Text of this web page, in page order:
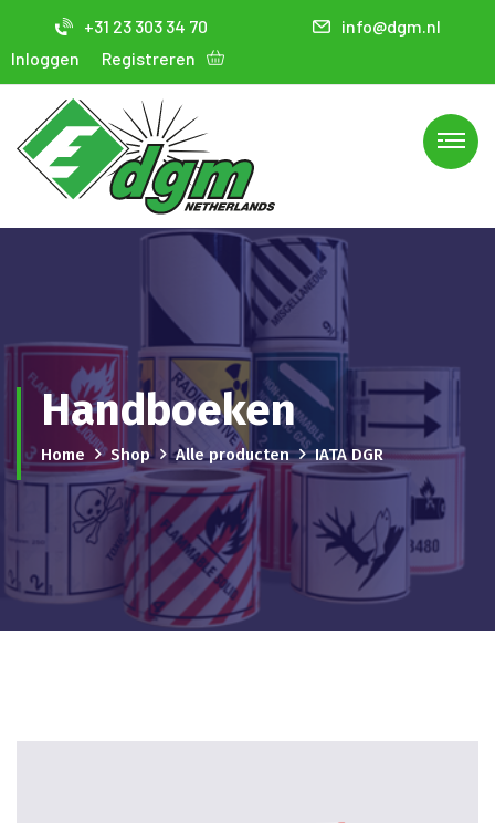
+31 23 303 34 70
info@dgm.nl
Inloggen
Registreren
Handboeken
Home Shop Alle producten IATA DGR